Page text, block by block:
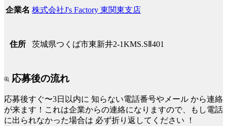
企業名 株式会社J's Factory 東関東支店
住所 茨城県つくば市東新井2‐1KMS.SⅡ401
応募後の流れ
応募後すぐ〜3日以内に 知らない電話番号やメール から連絡
が来ます！これは企業からの連絡になりますので、もし電話
に出られなかった場合は 必ず折り返してください ！